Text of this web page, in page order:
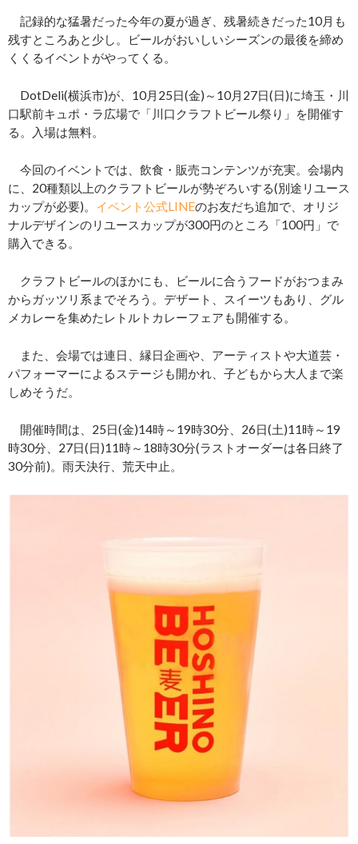
記録的な猛暑だった今年の夏が過ぎ、残暑続きだった10月も
残すところあと少し。ビールがおいしいシーズンの最後を締め
くくるイベントがやってくる。
DotDeli(横浜市)が、10月25日(金)～10月27日(日)に埼玉・川
口駅前キュポ・ラ広場で「川口クラフトビール祭り」を開催す
る。入場は無料。
今回のイベントでは、飲食・販売コンテンツが充実。会場内
に、20種類以上のクラフトビールが勢ぞろいする(別途リユース
カップが必要)。 イベント公式LINEのお友だち追加で、オリジ
ナルデザインのリユースカップが300円のところ「100円」で
購入できる。
クラフトビールのほかにも、ビールに合うフードがおつまみ
からガッツリ系までそろう。デザート、スイーツもあり、グル
メカレーを集めたレトルトカレーフェアも開催する。
また、会場では連日、縁日企画や、アーティストや大道芸・
パフォーマーによるステージも開かれ、子どもから大人まで楽
しめそうだ。
開催時間は、25日(金)14時～19時30分、26日(土)11時～19
時30分、27日(日)11時～18時30分(ラストオーダーは各日終了
30分前)。雨天決行、荒天中止。